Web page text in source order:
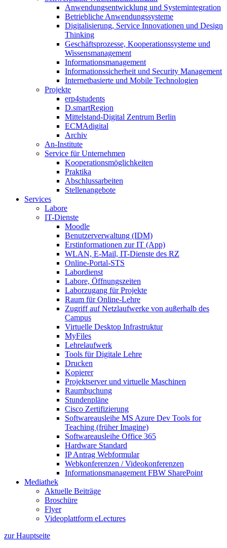
Anwendungsentwicklung und Systemintegration
Betriebliche Anwendungssysteme
Digitalisierung, Service Innovationen und Design
Thinking
Geschäftsprozesse, Kooperationssysteme und
Wissensmanagement
Informationsmanagement
Informationssicherheit und Security Management
Internetbasierte und Mobile Technologien
Projekte
erp4students
D.smartRegion
Mittelstand-Digital Zentrum Berlin
ECMAdigital
Archiv
An-Institute
Service für Unternehmen
Kooperationsmöglichkeiten
Praktika
Abschlussarbeiten
Stellenangebote
Services
Labore
IT-Dienste
Moodle
Benutzerverwaltung (IDM)
Erstinformationen zur IT (App)
WLAN, E-Mail, IT-Dienste des RZ
Online-Portal-STS
Labordienst
Labore, Öffnungszeiten
Laborzugang für Projekte
Raum für Online-Lehre
Zugriff auf Netzlaufwerke von außerhalb des
Campus
Virtuelle Desktop Infrastruktur
MyFiles
Lehrelaufwerk
Tools für Digitale Lehre
Drucken
Kopierer
Projektserver und virtuelle Maschinen
Raumbuchung
Stundenpläne
Cisco Zertifizierung
Softwareausleihe MS Azure Dev Tools for
Teaching (früher Imagine)
Softwareausleihe Office 365
Hardware Standard
IP Antrag Webformular
Webkonferenzen / Videokonferenzen
Informationsmanagement FBW SharePoint
Mediathek
Aktuelle Beiträge
Broschüre
Flyer
Videoplattform eLectures
zur Hauptseite